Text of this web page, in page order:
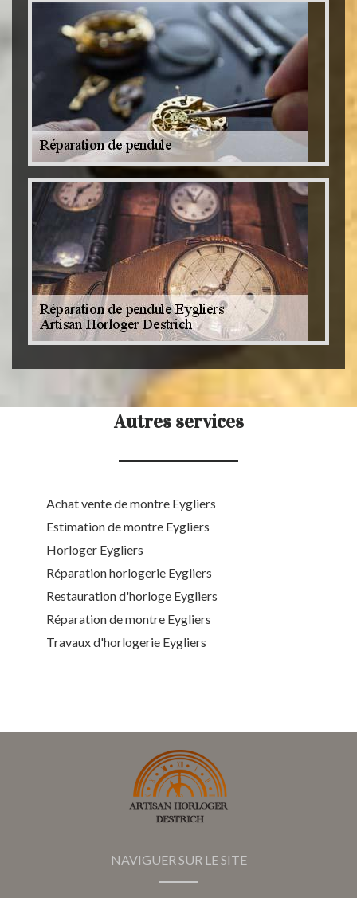
Autres services
Achat vente de montre Eygliers
Estimation de montre Eygliers
Horloger Eygliers
Réparation horlogerie Eygliers
Restauration d'horloge Eygliers
Réparation de montre Eygliers
Travaux d'horlogerie Eygliers
NAVIGUER SUR LE SITE